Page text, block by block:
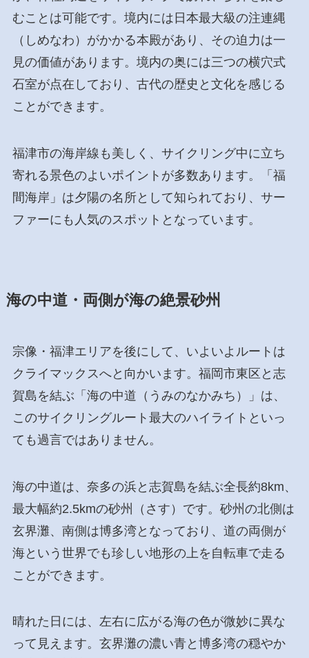
むことは可能です。境内には日本最大級の注連縄
（しめなわ）がかかる本殿があり、その迫力は一
見の価値があります。境内の奥には三つの横穴式
石室が点在しており、古代の歴史と文化を感じる
ことができます。
福津市の海岸線も美しく、サイクリング中に立ち
寄れる景色のよいポイントが多数あります。「福
間海岸」は夕陽の名所として知られており、サー
ファーにも人気のスポットとなっています。
海の中道・両側が海の絶景砂州
宗像・福津エリアを後にして、いよいよルートは
クライマックスへと向かいます。福岡市東区と志
賀島を結ぶ「海の中道（うみのなかみち）」は、
このサイクリングルート最大のハイライトといっ
ても過言ではありません。
海の中道は、奈多の浜と志賀島を結ぶ全長約8km、
最大幅約2.5kmの砂州（さす）です。砂州の北側は
玄界灘、南側は博多湾となっており、道の両側が
海という世界でも珍しい地形の上を自転車で走る
ことができます。
晴れた日には、左右に広がる海の色が微妙に異な
って見えます。玄界灘の濃い青と博多湾の穏やか